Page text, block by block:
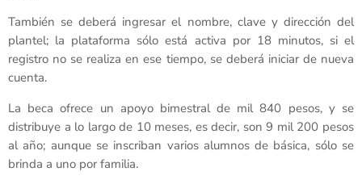
También se deberá ingresar el nombre, clave y dirección del
plantel; la plataforma sólo está activa por 18 minutos, si el
registro no se realiza en ese tiempo, se deberá iniciar de nueva
cuenta.
La beca ofrece un apoyo bimestral de mil 840 pesos, y se
distribuye a lo largo de 10 meses, es decir, son 9 mil 200 pesos
al año; aunque se inscriban varios alumnos de básica, sólo se
brinda a uno por familia.